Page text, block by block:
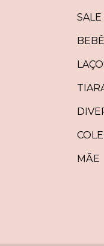
SALE
BEBÊ
MÃE